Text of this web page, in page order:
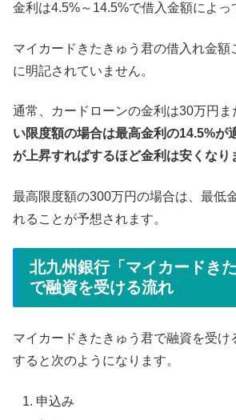
金利は4.5%～14.5%で借入金額によっ
マイカードきたきゅう君の借入れ金額
に明記されていません。
通常、カードローンの金利は30万円
い限度額の場合は最高金利の14.5%が
が上昇すればするほど金利は安くなり
最高限度額の300万円の場合は、最低
れることが予想されます。
北九州銀行「マイカードきた
で融資を受ける流れ
マイカードきたきゅう君で融資を受け
すると次のようになります。
申込み